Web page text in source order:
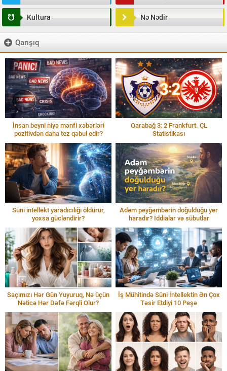
Kultura Nə Nədir
Qarışıq
İnsan beyni niyə mənfi xəbərləri
pozitivdən daha tez qəbul edir?
Qarabağ 3: 2 Frankfurt. ÇL
Statistikası
Süni intellekt yaradıcılığı öldürür,
yoxsa gücləndirir?
Adəm peyğəmbərin doğulduğu yer
haradır? İddialar və sübutlar
Saçımızı Hər Gün Yuyuruq, Nə üçün
Nəticə Hər Dəfə Fərqli Olur?
İş Mühitində Süni İntellektin Ən Çox
Təsir Etdiyi 10 Peşə